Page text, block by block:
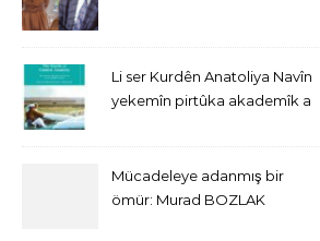
Li ser Kurdên Anatoliya Navîn
yekemîn pirtûka akademîk a
Mücadeleye adanmış bir
ömür: Murad BOZLAK